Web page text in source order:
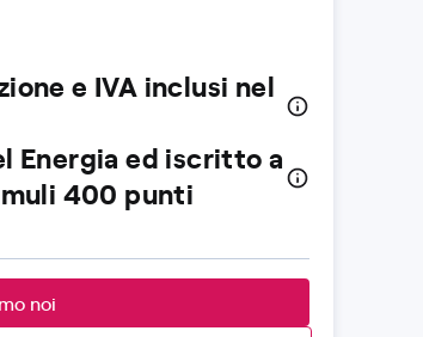
e IVA inclusi nel
Energia ed iscritto a
400 punti
noi